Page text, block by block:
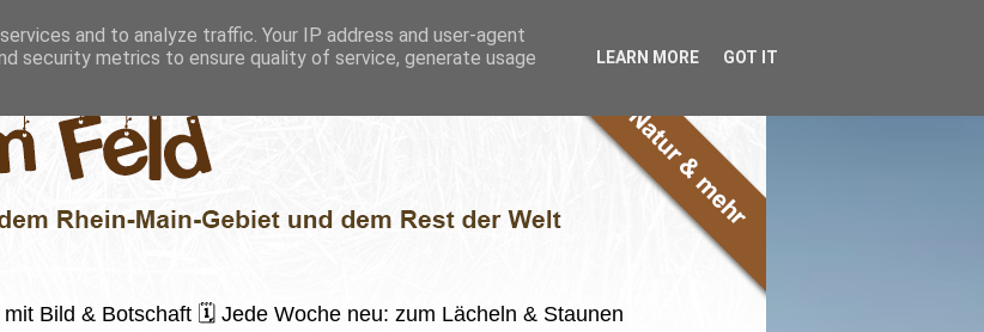
Bild & Botschaft 🗓 Jede Woche neu: zum Lächeln & Staunen
and to analyze traffic. Your IP address and user-agent
security metrics to ensure quality of service, generate usage
LEARN MORE GOT IT